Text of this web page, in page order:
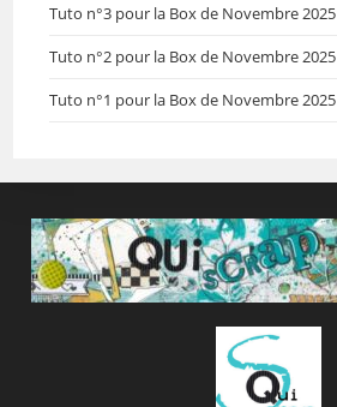
Tuto n°3 pour la Box de Novembre
Tuto n°2 pour la Box de Novembre
Tuto n°1 pour la Box de Novembre